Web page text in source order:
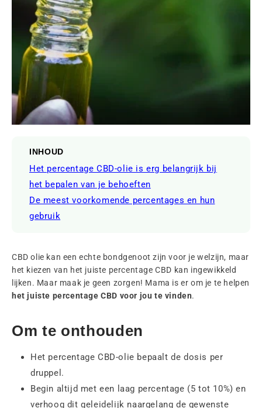
INHOUD
Het percentage CBD-olie is erg belangrijk bij
het bepalen van je behoeften
De meest voorkomende percentages en hun
gebruik
CBD olie kan een echte bondgenoot zijn voor je welzijn, maar
het kiezen van het juiste percentage CBD kan ingewikkeld
lijken. Maar maak je geen zorgen! Mama is er om je te helpen
het juiste percentage CBD voor jou te vinden.
Om te onthouden
Het percentage CBD-olie bepaalt de dosis per
druppel.
Begin altijd met een laag percentage (5 tot 10%) en
verhoog dit geleidelijk naargelang de gewenste